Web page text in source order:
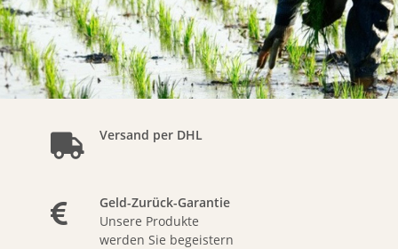
Versand per DHL
Geld-Zurück-Garantie
Unsere Produkte
werden Sie begeistern